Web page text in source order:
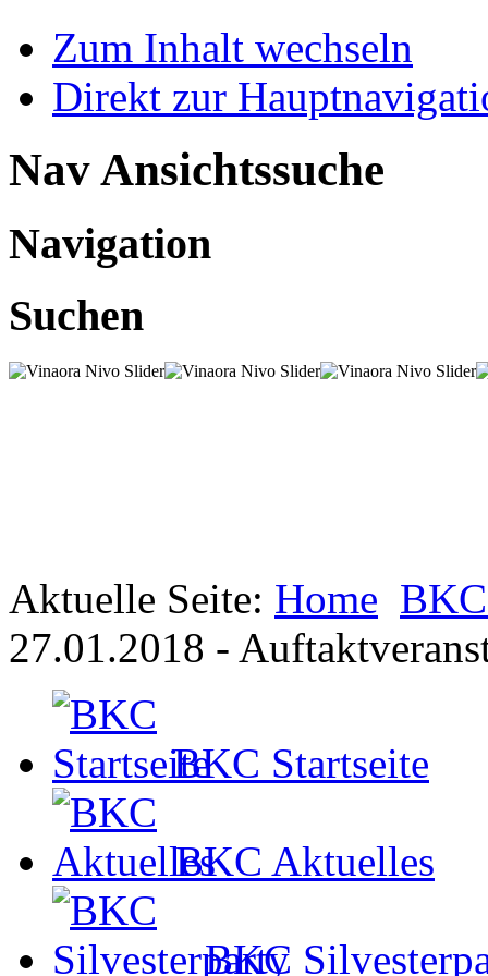
Zum Inhalt wechseln
Direkt zur
Nav Ansichtssuche
Navigation
Suchen
Aktuelle Seite: Home
27.01.2018 -
BKC Startseite
BKC Aktuelles
BKC